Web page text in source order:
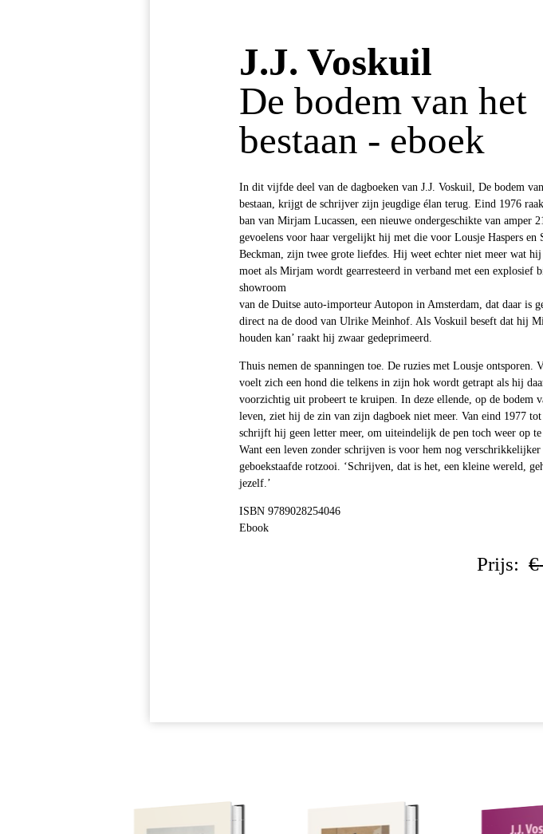
J.J. Voskuil
De bodem van het
bestaan - eboek
In dit vijfde deel van de dagboeken van J.J. Voskuil, De bodem
bestaan, krijgt de schrijver zijn jeugdige élan terug. Eind 1976
ban van Mirjam Lucassen, een nieuwe ondergeschikte van amper
gevoelens voor haar vergelijkt hij met die voor Lousje Haspers en
Beckman, zijn twee grote liefdes. Hij weet echter niet meer wat hij
moet als Mirjam wordt gearresteerd in verband met een explosief
showroom
van de Duitse auto-importeur Autopon in Amsterdam, dat daar is
direct na de dood van Ulrike Meinhof. Als Voskuil beseft dat hij
houden kan’ raakt hij zwaar gedeprimeerd.
Thuis nemen de spanningen toe. De ruzies met Lousje ontsporen.
voelt zich een hond die telkens in zijn hok wordt getrapt als hij
voorzichtig uit probeert te kruipen. In deze ellende, op de bodem
leven, ziet hij de zin van zijn dagboek niet meer. Van eind 1977
schrijft hij geen letter meer, om uiteindelijk de pen toch weer op te
Want een leven zonder schrijven is voor hem nog verschrikkelijker
geboekstaafde rotzooi. ‘Schrijven, dat is het, een kleine wereld,
jezelf.’
ISBN 9789028254046
Ebook
Prijs: €